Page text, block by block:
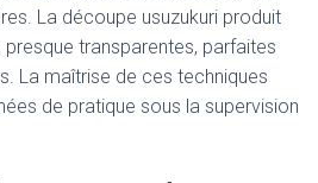
La découpe usuzukuri produit
transparentes, parfaites
La maîtrise de ces techniques
de pratique sous la supervision